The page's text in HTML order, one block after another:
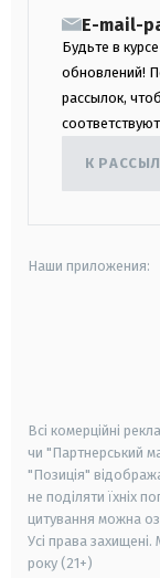
E-mail-
Будьте в
обновлений!
рассылок,
К
Наши приложения:
Всі комерційні
чи "Партнерський
"Позиція"
не поділяти їхніх
цитування можна
Усі права захищені.
року (21+)